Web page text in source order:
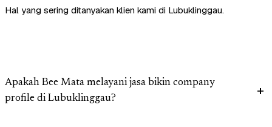
Hal yang sering ditanyakan klien kami di Lubuklinggau.
Apakah Bee Mata melayani jasa bikin company
profile di Lubuklinggau?